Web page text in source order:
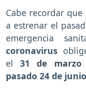
Cabe recordar que
a estrenar el
emergencia
coronavirus
el 31 de marzo
pasado 24 de